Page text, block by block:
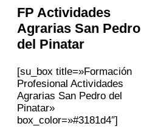
FP Actividades
Agrarias San Pedro
del Pinatar
[su_box title=»Formación
Profesional Actividades
Agrarias San Pedro del
Pinatar»
box_color=»#3181d4″]